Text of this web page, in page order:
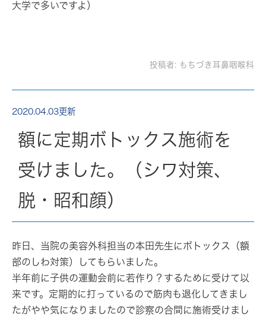
大学で多いですよ）
投稿者: もちづき耳鼻咽喉科
2020.04.03更新
額に定期ボトックス施術を
受けました。（シワ対策、
脱・昭和顔）
昨日、当院の美容外科担当の本田先生にボトックス（額
部のしわ対策）してもらいました。
半年前に子供の運動会前に若作り？するために受けて以
来です。定期的に打っているので筋肉も退化してきまし
たがやや気になりましたので診察の合間に施術受けまし